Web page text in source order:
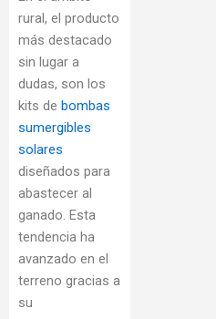
rural, el producto
más destacado
sin lugar a
dudas, son los
kits de bombas
sumergibles
solares
diseñados para
abastecer al
ganado. Esta
tendencia ha
avanzado en el
terreno gracias a
su